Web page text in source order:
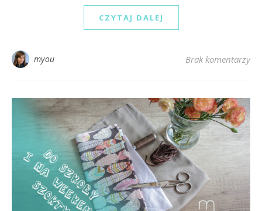
CZYTAJ DALEJ
myou Brak komentarzy